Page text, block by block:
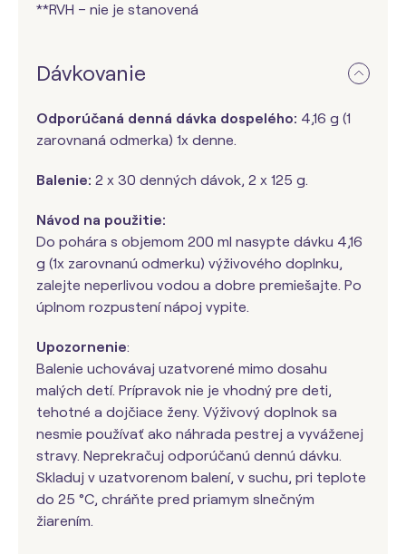
**RVH – nie je stanovená
Dávkovanie
Odporúčaná denná dávka dospelého: 4,16 g (1
zarovnaná odmerka) 1x denne.
Balenie: 2 x 30 denných dávok, 2 x 125 g.
Návod na použitie:
Do pohára s objemom 200 ml nasypte dávku 4,16
g (1x zarovnanú odmerku) výživového doplnku,
zalejte neperlivou vodou a dobre premiešajte. Po
úplnom rozpustení nápoj vypite.
Upozornenie:
Balenie uchovávaj uzatvorené mimo dosahu
malých detí. Prípravok nie je vhodný pre deti,
tehotné a dojčiace ženy. Výživový doplnok sa
nesmie používať ako náhrada pestrej a vyváženej
stravy. Neprekračuj odporúčanú dennú dávku.
Skladuj v uzatvorenom balení, v suchu, pri teplote
do 25 °C, chráňte pred priamym slnečným
žiarením.